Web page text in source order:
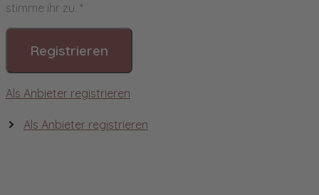
stimme ihr zu. *
Registrieren
Als Anbieter registrieren
Als Anbieter registrieren